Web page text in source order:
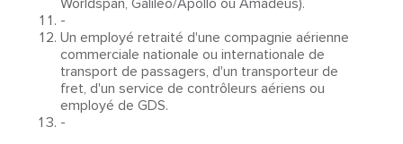
Worldspan, Galileo/Apollo ou Amadeus).
-
Un employé retraité d'une compagnie aérienne
commerciale nationale ou internationale de
transport de passagers, d'un transporteur de
fret, d'un service de contrôleurs aériens ou
employé de GDS.
-